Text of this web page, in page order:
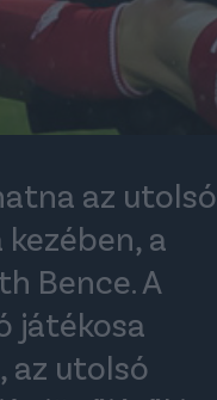
az utolsó
a
Bence. A
játékosa
az utolsó